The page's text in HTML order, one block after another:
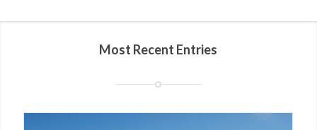
Most Recent Entries